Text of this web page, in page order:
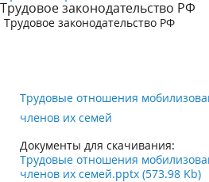
Трудовое законодательство РФ
Трудовое законодательство РФ
Трудовые отношения
членов их семей
Документы для скачивания:
Трудовые отношения
членов их семей.pptx (573.98 Kb)